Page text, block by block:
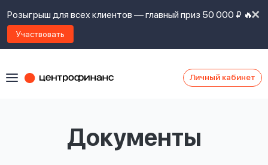
Розыгрыш для всех клиентов — главный приз 50 000 ₽ 🔥
Участвовать
Личный кабинет
Документы
ознакомлен